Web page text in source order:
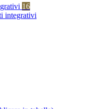
16
integrativi